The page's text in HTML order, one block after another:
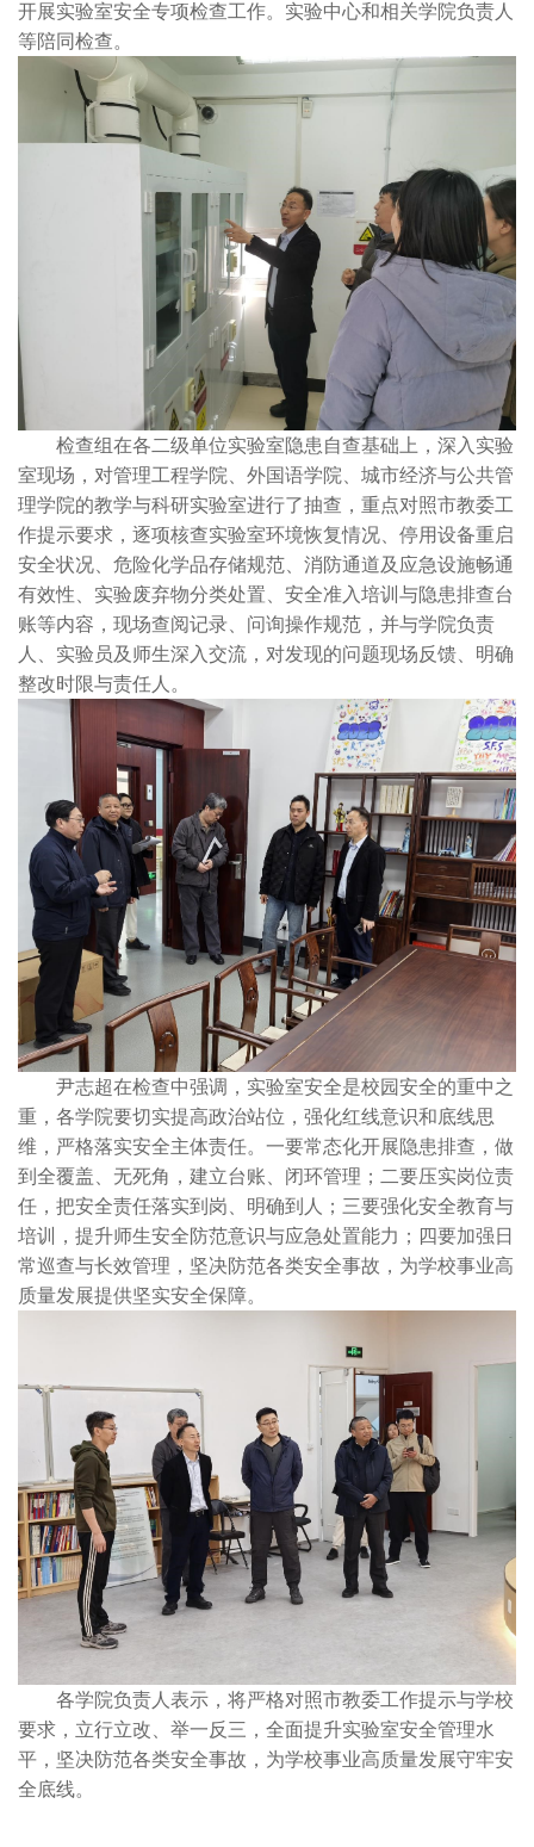
开展实验室安全专项检查工作。实验中心和相关学院负责人
等陪同检查。
检查组在各二级单位实验室隐患自查基础上，深入实验
室现场，对管理工程学院、外国语学院、城市经济与公共管
理学院的教学与科研实验室进行了抽查，重点对照市教委工
作提示要求，逐项核查实验室环境恢复情况、停用设备重启
安全状况、危险化学品存储规范、消防通道及应急设施畅通
有效性、实验废弃物分类处置、安全准入培训与隐患排查台
账等内容，现场查阅记录、问询操作规范，并与学院负责
人、实验员及师生深入交流，对发现的问题现场反馈、明确
整改时限与责任人。
尹志超在检查中强调，实验室安全是校园安全的重中之
重，各学院要切实提高政治站位，强化红线意识和底线思
维，严格落实安全主体责任。一要常态化开展隐患排查，做
到全覆盖、无死角，建立台账、闭环管理；二要压实岗位责
任，把安全责任落实到岗、明确到人；三要强化安全教育与
培训，提升师生安全防范意识与应急处置能力；四要加强日
常巡查与长效管理，坚决防范各类安全事故，为学校事业高
质量发展提供坚实安全保障。
各学院负责人表示，将严格对照市教委工作提示与学校
要求，立行立改、举一反三，全面提升实验室安全管理水
平，坚决防范各类安全事故，为学校事业高质量发展守牢安
全底线。